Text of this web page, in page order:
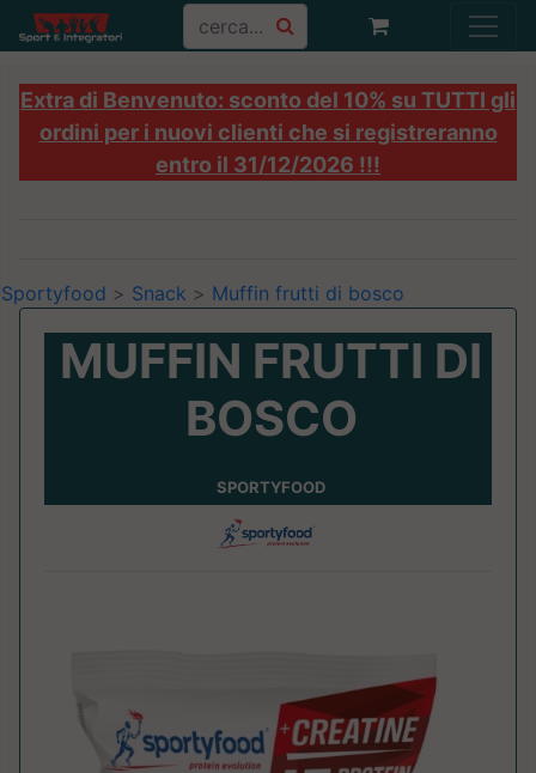
Extra di Benvenuto: sconto del 10% su TUTTI gli
ordini per i nuovi clienti che si registreranno
entro il 31/12/2026 !!!
Sportyfood > Snack > Muffin frutti di bosco
MUFFIN FRUTTI DI
BOSCO
SPORTYFOOD